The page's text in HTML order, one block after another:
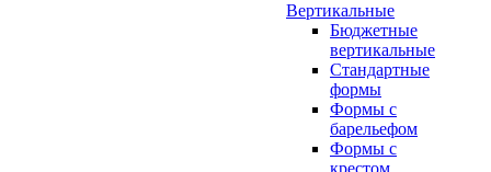
Вертикальные
Бюджетные
вертикальные
Стандартные
формы
Формы с
барельефом
Формы с
крестом